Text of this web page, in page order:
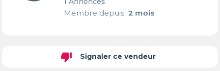
Membre depuis2 mois
thumb_down Signaler ce vendeur